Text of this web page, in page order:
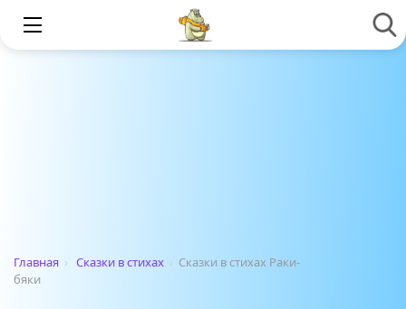
Главная › Сказки в стихах › Сказки в стихах Раки-
бяки